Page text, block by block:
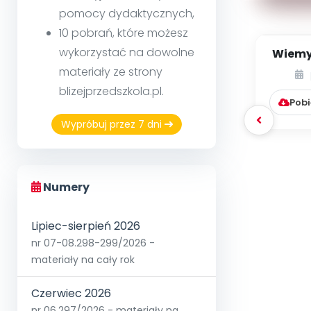
pomocy dydaktycznych,
10 pobrań, które możesz
wykorzystać na dowolne
materiały ze strony
blizejprzedszkola.pl.
Wypróbuj przez 7 dni
Numery
Lipiec-sierpień 2026
nr 07-08.298-299/2026 -
materiały na cały rok
Czerwiec 2026
jak